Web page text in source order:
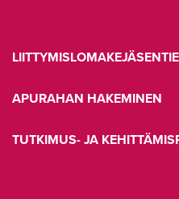
LIITTYMISLOMAKE
APURAHAN HAKEMINEN
TUTKIMUS- JA